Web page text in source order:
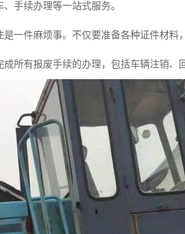
手续办理等一站式服务。
一件麻烦事。不仅要准备各种证件材
所有报废手续的办理，包括车辆注销、